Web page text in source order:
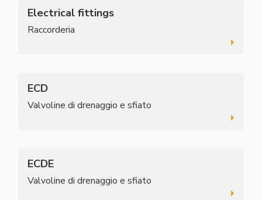
Electrical fittings
Raccorderia
ECD
Valvoline di drenaggio e sfiato
ECDE
Valvoline di drenaggio e sfiato